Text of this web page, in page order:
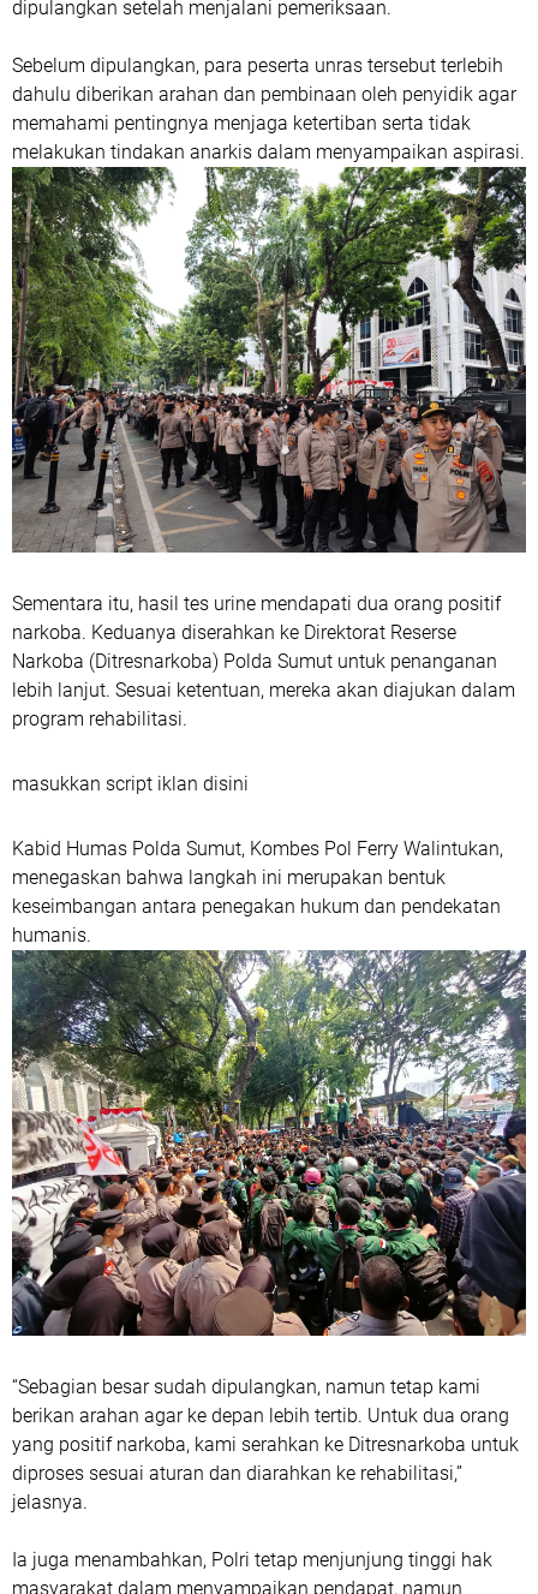
dipulangkan setelah menjalani pemeriksaan.
Sebelum dipulangkan, para peserta unras tersebut terlebih
dahulu diberikan arahan dan pembinaan oleh penyidik agar
memahami pentingnya menjaga ketertiban serta tidak
melakukan tindakan anarkis dalam menyampaikan aspirasi.
Sementara itu, hasil tes urine mendapati dua orang positif
narkoba. Keduanya diserahkan ke Direktorat Reserse
Narkoba (Ditresnarkoba) Polda Sumut untuk penanganan
lebih lanjut. Sesuai ketentuan, mereka akan diajukan dalam
program rehabilitasi.
masukkan script iklan disini
Kabid Humas Polda Sumut, Kombes Pol Ferry Walintukan,
menegaskan bahwa langkah ini merupakan bentuk
keseimbangan antara penegakan hukum dan pendekatan
humanis.
“Sebagian besar sudah dipulangkan, namun tetap kami
berikan arahan agar ke depan lebih tertib. Untuk dua orang
yang positif narkoba, kami serahkan ke Ditresnarkoba untuk
diproses sesuai aturan dan diarahkan ke rehabilitasi,”
jelasnya.
Ia juga menambahkan, Polri tetap menjunjung tinggi hak
masyarakat dalam menyampaikan pendapat, namun